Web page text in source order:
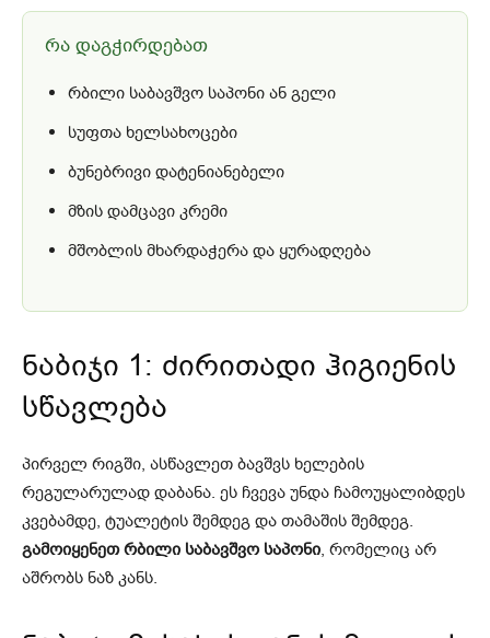
რა დაგჭირდებათ
რბილი საბავშვო საპონი ან გელი
სუფთა ხელსახოცები
ბუნებრივი დატენიანებელი
მზის დამცავი კრემი
მშობლის მხარდაჭერა და ყურადღება
ნაბიჯი 1: ძირითადი ჰიგიენის
სწავლება
პირველ რიგში, ასწავლეთ ბავშვს ხელების
რეგულარულად დაბანა. ეს ჩვევა უნდა ჩამოუყალიბდეს
კვებამდე, ტუალეტის შემდეგ და თამაშის შემდეგ.
გამოიყენეთ რბილი საბავშვო საპონი, რომელიც არ
აშრობს ნაზ კანს.